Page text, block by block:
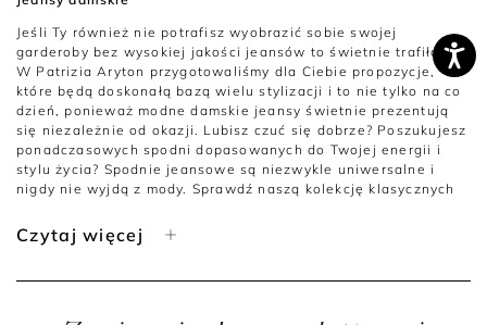
Jeśli Ty również nie potrafisz wyobrazić sobie swojej
garderoby bez wysokiej jakości jeansów to świetnie trafiłaś!
W Patrizia Aryton przygotowaliśmy dla Ciebie propozycje,
które będą doskonałą bazą wielu stylizacji i to nie tylko na co
dzień, ponieważ modne damskie jeansy świetnie prezentują
się niezależnie od okazji. Lubisz czuć się dobrze? Poszukujesz
ponadczasowych spodni dopasowanych do Twojej energii i
stylu życia? Spodnie jeansowe są niezwykle uniwersalne i
nigdy nie wyjdą z mody. Sprawdź naszą kolekcję klasycznych
Spodnie jeansowe dla kobiet, które nie boją się wyzwań
Czytaj więcej